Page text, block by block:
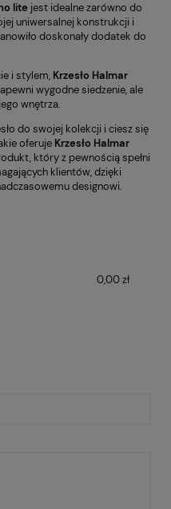
lite jest idealne zarówno do
uniwersalnej konstrukcji i
doskonały dodatek do
i stylem, Krzesło Halmar
wygodne siedzenie, ale
wnętrza.
do swojej kolekcji i ciesz się
oferuje Krzesło Halmar
który z pewnością spełni
klientów, dzięki
designowi.
kosztów
0,00 zł